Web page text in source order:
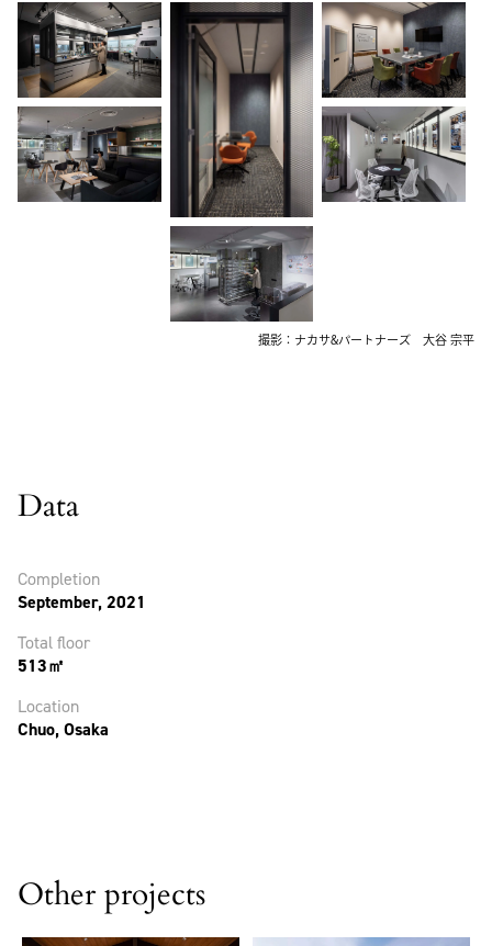
撮影：ナカサ&パートナーズ 大谷 宗平
Data
Completion
September, 2021
Total floor
513㎡
Location
Chuo, Osaka
Other projects